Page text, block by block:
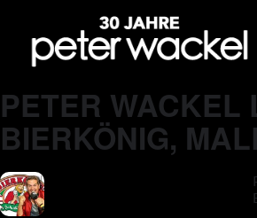
PETER WACKEL
BIERKÖNIG,